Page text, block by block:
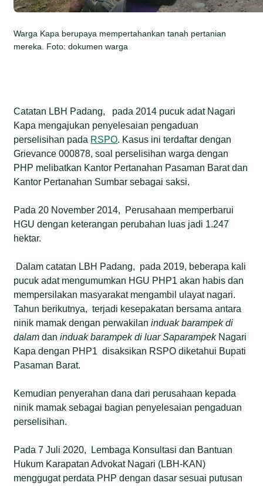
Warga Kapa berupaya mempertahankan tanah pertanian
mereka. Foto: dokumen warga
Catatan LBH Padang, pada 2014 pucuk adat Nagari
Kapa mengajukan penyelesaian pengaduan
perselisihan pada RSPO. Kasus ini terdaftar dengan
Grievance 000878, soal perselisihan warga dengan
PHP melibatkan Kantor Pertanahan Pasaman Barat dan
Kantor Pertanahan Sumbar sebagai saksi.
Pada 20 November 2014, Perusahaan memperbarui
HGU dengan keterangan perubahan luas jadi 1.247
hektar.
Dalam catatan LBH Padang, pada 2019, beberapa kali
pucuk adat mengumumkan HGU PHP1 akan habis dan
mempersilakan masyarakat mengambil ulayat nagari.
Tahun berikutnya, terjadi kesepakatan bersama antara
ninik mamak dengan perwakilaninduak barampek di
dalam daninduak barampek di luar SaparampekNagari
Kapa dengan PHP1 disaksikan RSPO diketahui Bupati
Pasaman Barat.
Kemudian penyerahan dana dari perusahaan kepada
ninik mamak sebagai bagian penyelesaian pengaduan
perselisihan.
Pada 7 Juli 2020, Lembaga Konsultasi dan Bantuan
Hukum Karapatan Advokat Nagari (LBH-KAN)
menggugat perdata PHP dengan dasar sesuai putusan